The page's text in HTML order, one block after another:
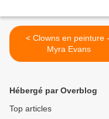
< Clowns en peinture -
Myra Evans
Hébergé par Overblog
Top articles